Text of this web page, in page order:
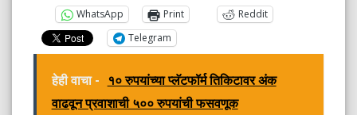
WhatsApp Print
Reddit
Telegram
हेही वाचा -
१० रुपयांच्या प्लॅटफॉर्म तिकिटावर अंक
वाढवून प्रवाशाची ५०० रुपयांची फसवणूक